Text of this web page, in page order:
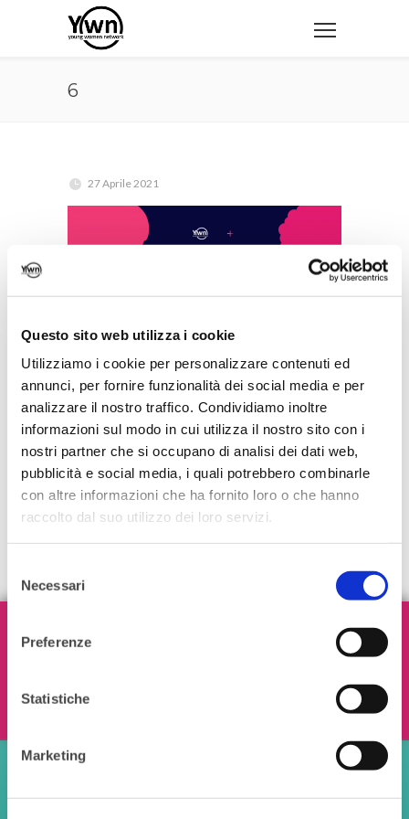
Questo sito web utilizza i cookie
Utilizziamo i cookie per personalizzare contenuti ed
annunci, per fornire funzionalità dei social media e per
analizzare il nostro traffico. Condividiamo inoltre
informazioni sul modo in cui utilizza il nostro sito con i
nostri partner che si occupano di analisi dei dati web,
pubblicità e social media, i quali potrebbero combinarle
con altre informazioni che ha fornito loro o che hanno
raccolto dal suo utilizzo dei loro servizi.
delNecessari
Preferenze
Statistiche
Marketing
6
27 Aprile 2021